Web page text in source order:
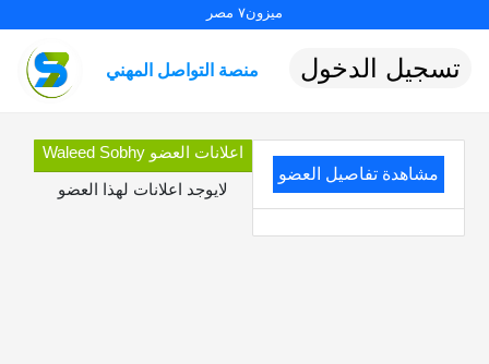
ميزون٧ مصر
منصة التواصل المهني تسجيل الدخول
مشاهدة تفاصيل العضو
اعلانات العضو Waleed Sobhy
لايوجد اعلانات لهذا العضو